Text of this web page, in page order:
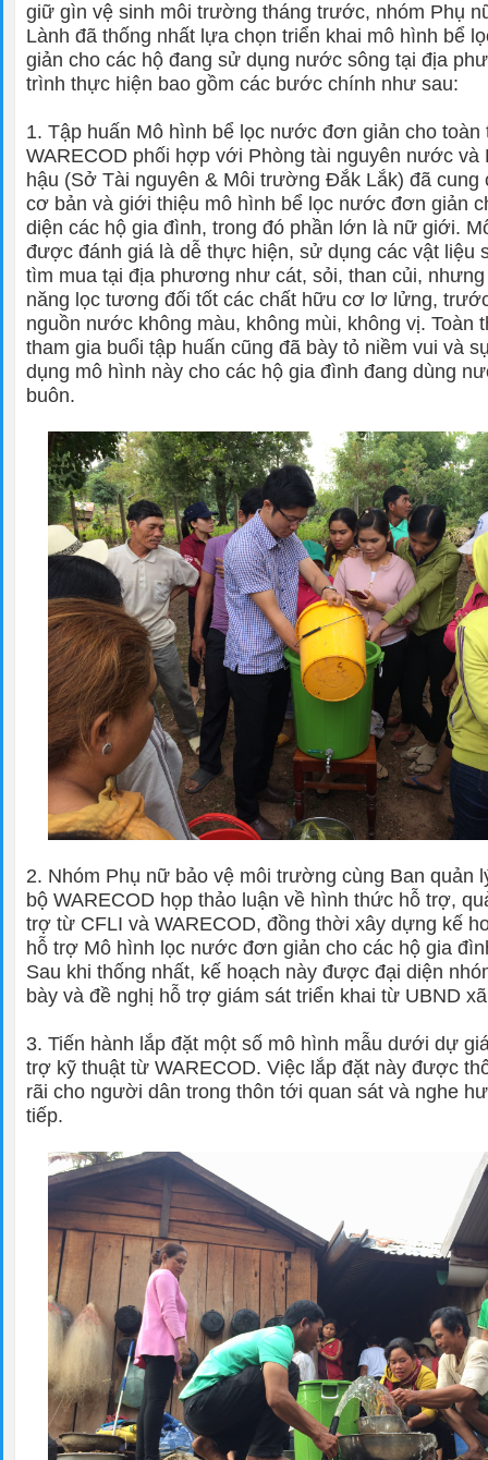
giữ gìn vệ sinh môi trường tháng trước, nhóm Phụ
Lành đã thống nhất lựa chọn triển khai mô hình bể
giản cho các hộ đang sử dụng nước sông tại địa
trình thực hiện bao gồm các bước chính như sau:
1. Tập huấn Mô hình bể lọc nước đơn giản cho toàn
WARECOD phối hợp với Phòng tài nguyên nước và
hậu (Sở Tài nguyên & Môi trường Đắk Lắk) đã cung
cơ bản và giới thiệu mô hình bể lọc nước đơn giản
diện các hộ gia đình, trong đó phần lớn là nữ giới.
được đánh giá là dễ thực hiện, sử dụng các vật liệu
tìm mua tại địa phương như cát, sỏi, than củi,
năng lọc tương đối tốt các chất hữu cơ lơ lửng,
nguồn nước không màu, không mùi, không vị. Toàn
tham gia buổi tập huấn cũng đã bày tỏ niềm vui và
dụng mô hình này cho các hộ gia đình đang dùng
buôn.
2. Nhóm Phụ nữ bảo vệ môi trường cùng Ban quản
bộ WARECOD họp thảo luận về hình thức hỗ trợ,
trợ từ CFLI và WARECOD, đồng thời xây dựng kế
hỗ trợ Mô hình lọc nước đơn giản cho các hộ gia
Sau khi thống nhất, kế hoạch này được đại diện
bày và đề nghị hỗ trợ giám sát triển khai từ UBND
3. Tiến hành lắp đặt một số mô hình mẫu dưới dự
trợ kỹ thuật từ WARECOD. Việc lắp đặt này được
rãi cho người dân trong thôn tới quan sát và nghe
tiếp.